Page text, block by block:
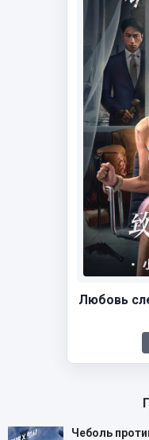
Любовь
Чеболь